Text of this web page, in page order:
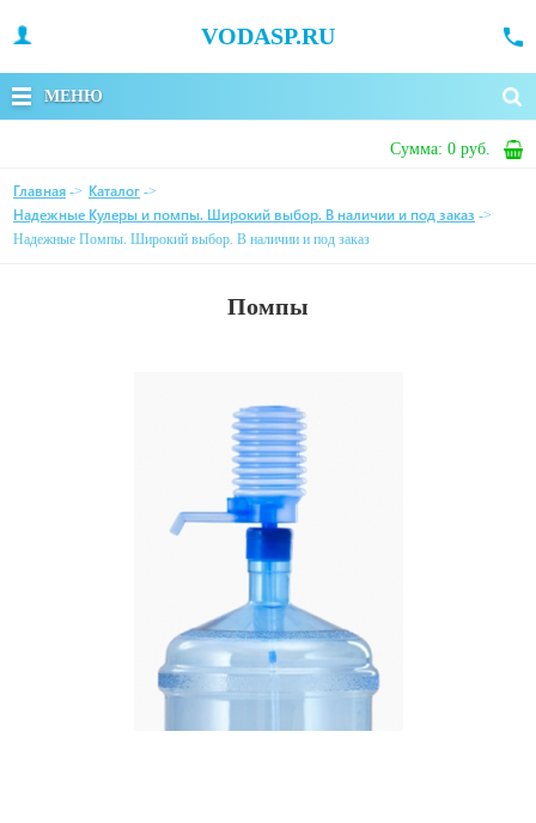
VODASP.RU
МЕНЮ
Сумма: 0 руб.
Главная -> Каталог ->
Надежные Кулеры и помпы. Широкий выбор. В наличии и под заказ ->
Надежные Помпы. Широкий выбор. В наличии и под заказ
Помпы